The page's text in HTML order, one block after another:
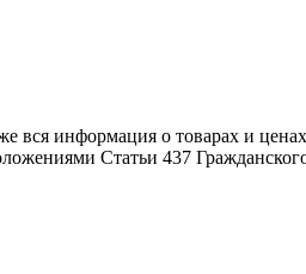
вся информация о товарах и
Статьи 437